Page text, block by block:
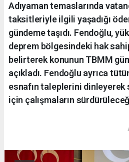
Adıyaman temaslarında
taksitleriyle ilgili yaşadığı
gündeme taşıdı. Fendoğlu,
deprem bölgesindeki hak
belirterek konunun TBMM
açıkladı. Fendoğlu ayrıca
esnafın taleplerini dinleyerek
için çalışmaların